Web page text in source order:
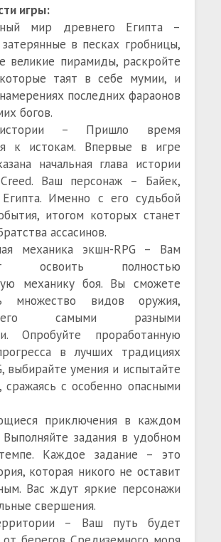
игры:
мир древнего Египта –
в песках гробницы,
великие пирамиды, раскройте
таят в себе мумии, и
последних фараонов
богов.
– Пришло время
к истокам. Впервые в игре
начальная глава истории
Creed. Ваш персонаж – Байек,
Именно с его судьбой
итогом которых станет
ассасинов.
механика экшн-RPG – Вам
освоить полностью
механику боя. Вы сможете
множество видов оружия,
самыми разными
Опробуйте проработанную
в лучших традициях
выбирайте умения и испытайте
сражаясь с особенно опасными
приключения в каждом
задания в удобном
Каждое задание – это
которая никого не оставит
Вас ждут яркие персонажи
свершения.
– Ваш путь будет